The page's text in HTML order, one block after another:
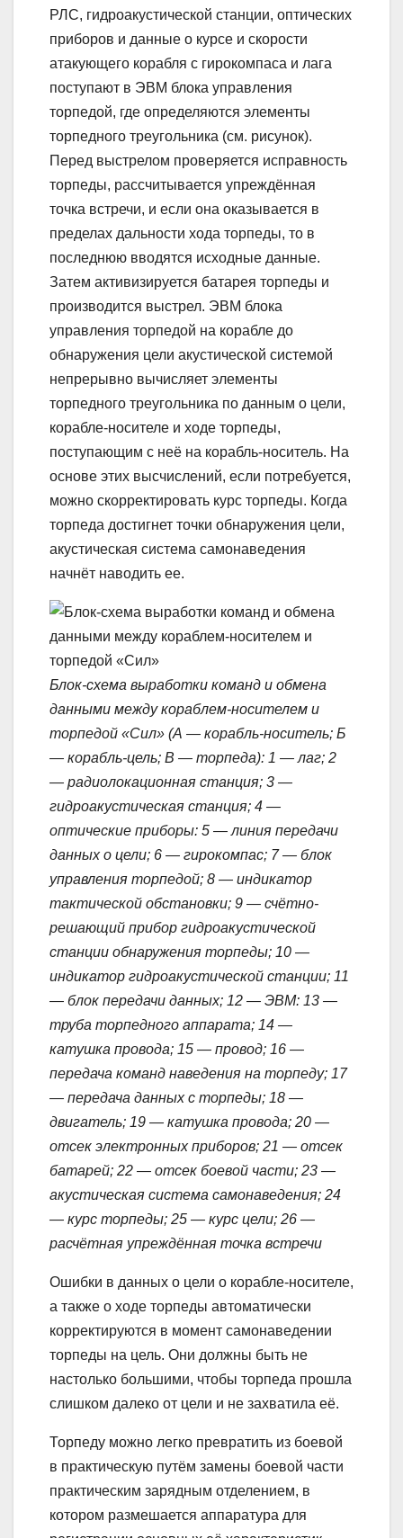
РЛС, гидроакустической станции, оптических
приборов и данные о курсе и скорости
атакующего корабля с гирокомпаса и лага
поступают в ЭВМ блока управления
торпедой, где определяются элементы
торпедного треугольника (см. рисунок).
Перед выстрелом проверяется исправность
торпеды, рассчитывается упреждённая
точка встречи, и если она оказывается в
пределах дальности хода торпеды, то в
последнюю вводятся исходные данные.
Затем активизируется батарея торпеды и
производится выстрел. ЭВМ блока
управления торпедой на корабле до
обнаружения цели акустической системой
непрерывно вычисляет элементы
торпедного треугольника по данным о цели,
корабле-носителе и ходе торпеды,
поступающим с неё на корабль-носитель. На
основе этих высчислений, если потребуется,
можно скорректировать курс торпеды. Когда
торпеда достигнет точки обнаружения цели,
акустическая система самонаведения
начнёт наводить ее.
Блок-схема выработки команд и обмена
данными между кораблем-носителем и
торпедой «Сил» (А — корабль-носитель; Б
— корабль-цель; В — торпеда): 1 — лаг; 2
— радиолокационная станция; 3 —
гидроакустическая станция; 4 —
оптические приборы: 5 — линия передачи
данных о цели; 6 — гирокомпас; 7 — блок
управления торпедой; 8 — индикатор
тактической обстановки; 9 — счётно-
решающий прибор гидроакустической
станции обнаружения торпеды; 10 —
индикатор гидроакустической станции; 11
— блок передачи данных; 12 — ЭВМ: 13 —
труба торпедного аппарата; 14 —
катушка провода; 15 — провод; 16 —
передача команд наведения на торпеду; 17
— передача данных с торпеды; 18 —
двигатель; 19 — катушка провода; 20 —
отсек электронных приборов; 21 — отсек
батарей; 22 — отсек боевой части; 23 —
акустическая система самонаведения; 24
— курс торпеды; 25 — курс цели; 26 —
расчётная упреждённая точка встречи
Ошибки в данных о цели о корабле-носителе,
а также о ходе торпеды автоматически
корректируются в момент самонаведении
торпеды на цель. Они должны быть не
настолько большими, чтобы торпеда прошла
слишком далеко от цели и не захватила её.
Торпеду можно легко превратить из боевой
в практическую путём замены боевой части
практическим зарядным отделением, в
котором размешается аппаратура для